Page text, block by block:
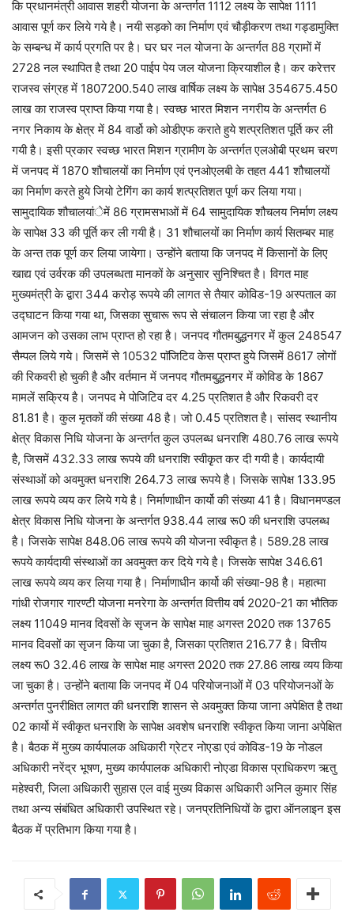
कि प्रधानमंत्री आवास शहरी योजना के अन्तर्गत 1112 लक्ष्य के सापेक्ष 1111
आवास पूर्ण कर लिये गये है। नयी सड़को का निर्माण एवं चौड़ीकरण तथा गड्डामुक्ति
के सम्बन्ध में कार्य प्रगति पर है। घर घर नल योजना के अन्तर्गत 88 ग्रामों में
2728 नल स्थापित है तथा 20 पाईप पेय जल योजना क्रियाशील है। कर करेत्तर
राजस्व संग्रह में 1807200.540 लाख वार्षिक लक्ष्य के सापेक्ष 354675.450
लाख का राजस्व प्राप्त किया गया है। स्वच्छ भारत मिशन नगरीय के अन्तर्गत 6
नगर निकाय के क्षेत्र में 84 वार्डो को ओडीएफ कराते हुये शत्प्रतिशत पूर्ति कर ली
गयी है। इसी प्रकार स्वच्छ भारत मिशन ग्रामीण के अन्तर्गत एलओबी प्रथम चरण
में जनपद में 1870 शौचालयों का निर्माण एवं एनओएलबी के तहत 441 शौचालयों
का निर्माण करते हुये जियो टेगिंग का कार्य शत्प्रतिशत पूर्ण कर लिया गया।
सामुदायिक शौचालयांेमें 86 ग्रामसभाओं में 64 सामुदायिक शौचलय निर्माण लक्ष्य
के सापेक्ष 33 की पूर्ति कर ली गयी है। 31 शौचालयों का निर्माण कार्य सितम्बर माह
के अन्त तक पूर्ण कर लिया जायेगा। उन्होंने बताया कि जनपद में किसानों के लिए
खाद्य एवं उर्वरक की उपलब्धता मानकों के अनुसार सुनिश्चित है। विगत माह
मुख्यमंत्री के द्वारा 344 करोड़ रूपये की लागत से तैयार कोविड-19 अस्पताल का
उद्घाटन किया गया था, जिसका सुचारू रूप से संचालन किया जा रहा है और
आमजन को उसका लाभ प्राप्त हो रहा है। जनपद गौतमबुद्धनगर में कुल 248547
सैम्पल लिये गये। जिसमें से 10532 पाॅजिटिव केस प्राप्त हुये जिसमें 8617 लोगों
की रिकवरी हो चुकी है और वर्तमान में जनपद गौतमबुद्धनगर में कोविड के 1867
मामलें सक्रिय है। जनपद मे पोजिटिव दर 4.25 प्रतिशत है और रिकवरी दर
81.81 है। कुल मृतकों की संख्या 48 है। जो 0.45 प्रतिशत है। सांसद स्थानीय
क्षेत्र विकास निधि योजना के अन्तर्गत कुल उपलब्ध धनराशि 480.76 लाख रूपये
है, जिसमें 432.33 लाख रूपये की धनराशि स्वीकृृत कर दी गयी है। कार्यदायी
संस्थाओं को अवमुक्त धनराशि 264.73 लाख रूपये है। जिसके सापेक्ष 133.95
लाख रूपये व्यय कर लिये गये है। निर्माणाधीन कार्यो की संख्या 41 है। विधानमण्डल
क्षेत्र विकास निधि योजना के अन्तर्गत 938.44 लाख रू0 की धनराशि उपलब्ध
है। जिसके सापेक्ष 848.06 लाख रूपये की योजना स्वीकृत है। 589.28 लाख
रूपये कार्यदायी संस्थाओं का अवमुक्त कर दिये गये है। जिसके सापेक्ष 346.61
लाख रूपये व्यय कर लिया गया है। निर्माणाधीन कार्यो की संख्या-98 है। महात्मा
गांधी रोजगार गारण्टी योजना मनरेगा के अन्तर्गत वित्तीय वर्ष 2020-21 का भौतिक
लक्ष्य 11049 मानव दिवसों के सृजन के सापेक्ष माह अगस्त 2020 तक 13765
मानव दिवसों का सृजन किया जा चुका है, जिसका प्रतिशत 216.77 है। वित्तीय
लक्ष्य रू0 32.46 लाख के सापेक्ष माह अगस्त 2020 तक 27.86 लाख व्यय किया
जा चुका है। उन्होंने बताया कि जनपद में 04 परियोजनाओं में 03 परियोजनओं के
अन्तर्गत पुनरीक्षित लागत की धनराशि शासन से अवमुक्त किया जाना अपेक्षित है तथा
02 कार्यो में स्वीकृत धनराशि के सापेक्ष अवशेष धनराशि स्वीकृत किया जाना अपेक्षित
है। बैठक में मुख्य कार्यपालक अधिकारी ग्रेटर नोएडा एवं कोविड-19 के नोडल
अधिकारी नरेंद्र भूषण, मुख्य कार्यपालक अधिकारी नोएडा विकास प्राधिकरण ऋतु
महेश्वरी, जिला अधिकारी सुहास एल वाई मुख्य विकास अधिकारी अनिल कुमार सिंह
तथा अन्य संबंधित अधिकारी उपस्थित रहे। जनप्रतिनिधियों के द्वारा ऑनलाइन इस
बैठक में प्रतिभाग किया गया है।